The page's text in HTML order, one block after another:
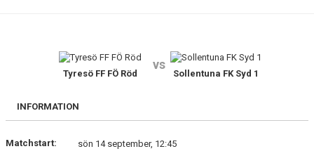
DOKUMENT
Tyresö FF FÖ Röd
vs
Sollentuna FK Syd 1
INFORMATION
Matchstart:
sön 14 september, 12:45